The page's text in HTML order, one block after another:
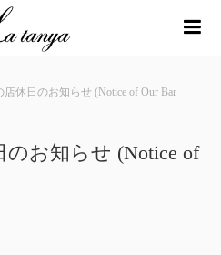
店休日のお知らせ (Notice of Our Bar
のお知らせ (Notice of